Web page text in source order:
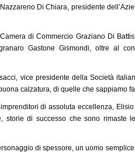
Di Chiara, presidente
di Commercio Graziano Di
Gastone Gismondi, oltre al
vice presidente della Società
calzatura, di quelle che sappiamo
di assoluta eccellenza,
storie di successo che sono rimaste
di spessore, un uomo